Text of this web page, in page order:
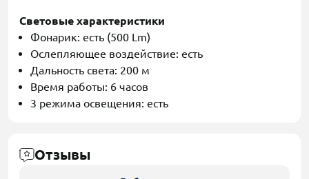
Световые характеристики
Фонарик: есть (500 Lm)
Ослепляющее воздействие: есть
Дальность света: 200 м
Время работы: 6 часов
3 режима освещения: есть
Отзывы